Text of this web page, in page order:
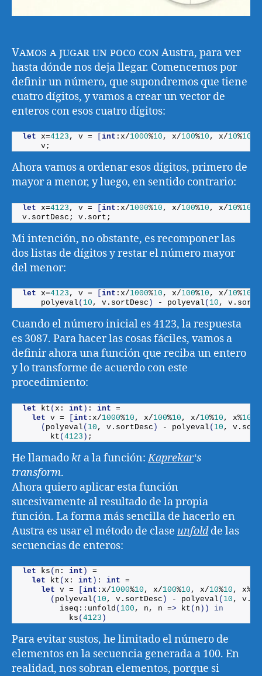
Vamos a jugar un poco con Austra, para ver
hasta dónde nos deja llegar. Comencemos por
definir un número, que supondremos que tiene
cuatro dígitos, y vamos a crear un vector de
enteros con esos cuatro dígitos:
let x=4123 , v = int :x/1000%10 , x/100%10 , x/10%10
    v;
Ahora vamos a ordenar esos dígitos, primero de
mayor a menor, y luego, en sentido contrario:
let x=4123 , v = [int :x/1000%10 , x/100%10 , x/10%10
v. sortDesc ; v. sort ;
Mi intención, no obstante, es recomponer las
dos listas de dígitos y restar el número mayor
del menor:
let x=4123 , v = int :x/1000%10 , x/100%10 , x/10%10
polyeval ( 10 , v. sortDesc ) - polyeval ( 10 , v. sort
Cuando el número inicial es 4123, la respuesta
es 3087. Para hacer las cosas fáciles, vamos a
definir ahora una función que reciba un entero
y lo transforme de acuerdo con este
procedimiento:
let kt (x: int ) : int =
let v = [int :x/1000%10 , x/100%10 , x/10%10 , x%10
( polyeval ( 10 , v. sortDesc ) - polyeval ( 10 , v. sort
kt (4123 ) ;
He llamado kt a la función:Kaprekar‘s
transform.
Ahora quiero aplicar esta función
sucesivamente al resultado de la propia
función. La forma más sencilla de hacerlo en
Austra es usar el método de clase unfoldde las
secuencias de enteros:
let ks ( n: int )
=
let
kt ( x: int ) : int =
let v = int :x/1000%10 , x/100%10 , x/10%10 , x%
( polyeval ( 10 , v. sortDesc ) - polyeval ( 10 , v.
        iseq::
unfold ( 100 , n, n => kt ( n ))
in
ks ( 4123 )
Para evitar sustos, he limitado el número de
elementos en la secuencia generada a 100. En
realidad, nos sobran elementos, porque si